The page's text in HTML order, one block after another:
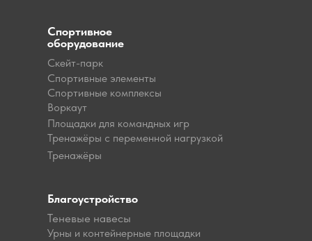
Урны и контейнерные площадки
Воркаут
Площадки для командных игр
Скейт-парк
Спортивные элементы
Спортивные комплексы
Тренажёры
Тренажёры с переменной нагрузкой
Благоустройство
Спортивное
оборудование
Теневые навесы